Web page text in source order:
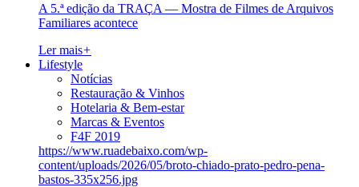
A 5.ª edição da TRAÇA — Mostra de Filmes de Arquivos
Familiares acontece
Ler mais+
Lifestyle
Notícias
Restauração & Vinhos
Hotelaria & Bem-estar
Marcas & Eventos
F4F 2019
https://www.ruadebaixo.com/wp-
content/uploads/2026/05/broto-chiado-prato-pedro-pena-
bastos-335x256.jpg